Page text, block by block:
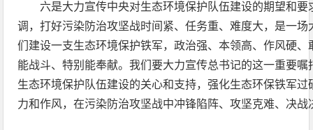
六是大力宣传中央对生态环境保护队伍建设的期望和
调，打好污染防治攻坚战时间紧、任务重、难度大，是一
们建设一支生态环境保护铁军，政治强、本领高、作风硬
能战斗、特别能奉献。我们要大力宣传总书记的这一重要
生态环境保护队伍建设的关心和支持，强化生态环保铁军
力和作风，在污染防治攻坚战中冲锋陷阵、攻坚克难、决战